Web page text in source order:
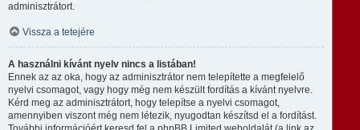
adminisztrátort.
Vissza a tetejére
A használni kívánt nyelv nincs a listában!
Ennek az az oka, hogy az adminisztrátor nem telepítette a megfelelő
nyelvi csomagot, vagy hogy még nem készült fordítás a kívánt nyelvre.
Kérd meg az adminisztrátort, hogy telepítse a nyelvi csomagot,
amennyiben viszont még nem létezik, nyugodtan készítsd el a fordítást.